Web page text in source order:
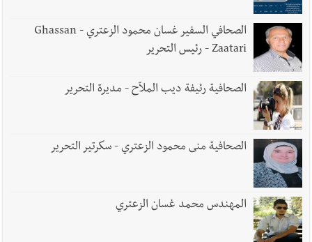
أخبار لبنان
الطقس غدا صيفي معتاد والحرارة ضمن معدلاتها
الموسمية
أخبار لبنان
أخبار لبنان
راتب النائب من 3 آلاف إلى 5 آلاف دولار شهرياً...
فكيف أقرّت الزيادة؟
الصحافي السفير غسان محمود الزعتري - Ghassan
Zaatari - رئيس التحرير
الصحافية رئيفة ديب الملاّح - مديرة التحرير
الصحافية منى محمود الزعتري - سكرتير التحرير
المهندس محمد غسان الزعتري